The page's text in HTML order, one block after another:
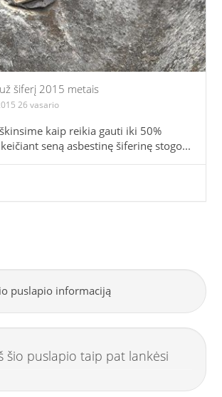
šiferį 2015 metais
26 vasario
kaip reikia gauti iki 50%
seną asbestinę šiferinę stogo...
puslapio informaciją
šio puslapio taip pat lankėsi